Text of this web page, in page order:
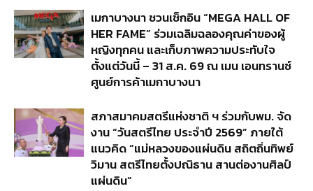
เมกาบางนา ชวนเช็กอิน “MEGA HALL OF
HER FAME” ร่วมเฉลิมฉลองคุณค่าของผู้
หญิงทุกคน และเก็บภาพความประทับใจ
ตั้งแต่วันนี้ – 31 ส.ค. 69 ณ เมน เอนทรานซ์
ศูนย์การค้าเมกาบางนา
สภาสมาคมสตรีแห่งชาติ ฯ ร่วมกับพม. จัด
งาน “วันสตรีไทย ประจำปี 2569” ภายใต้
แนวคิด “แม่หลวงของแผ่นดิน สถิตถิ่นทิพย์
วิมาน สตรีไทยตั้งปณิธาน สานต่องานศิลป์
แผ่นดิน”